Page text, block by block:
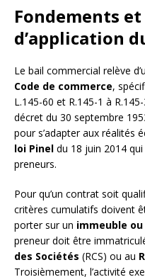
Fondements
d’application
Le bail commercial relève
Code de commerce,
L.145-60 et R.145-1 à
décret du 30 septembre
pour s’adapter aux réalités
loi Pinel du 18 juin 2014
preneurs.
Pour qu’un contrat soit
critères cumulatifs doivent
porter sur un immeuble
preneur doit être
des Sociétés (RCS) ou au
Troisièmement, l’activité